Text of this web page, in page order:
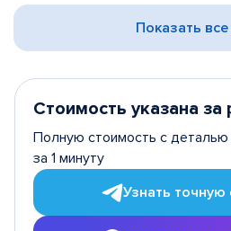
Показать
Стоимость указана за
Полную стоимость с деталью
за 1 минуту
Узнать точную